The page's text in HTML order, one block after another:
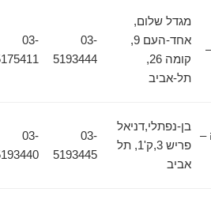
מגדל שלום,
אחד-העם 9,
קומה 26,
תל-אביב
03-
5193444
03-
5175411
בן-נפתלי,דניאל
פריש 3,ק'1, תל
אביב
03-
5193445
03-
5193440